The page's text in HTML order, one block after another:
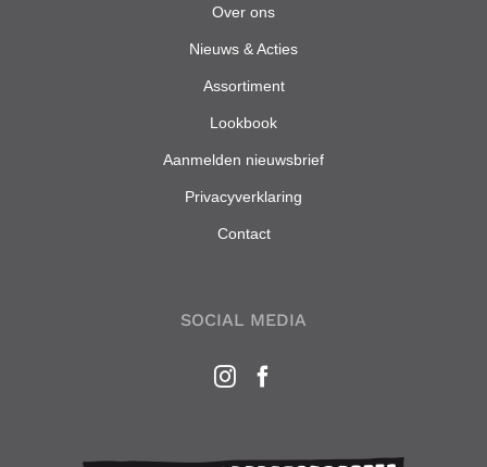
Over ons
Nieuws & Acties
Assortiment
Lookbook
Aanmelden nieuwsbrief
Privacyverklaring
Contact
SOCIAL MEDIA